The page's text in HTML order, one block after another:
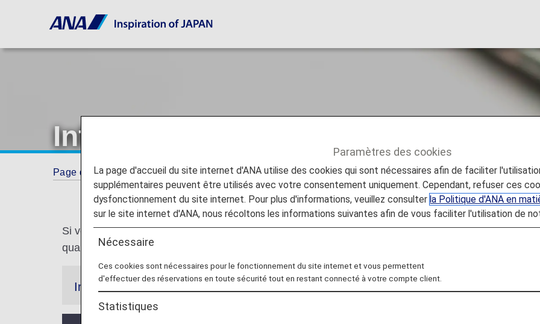
Information spécifique pour
Page d'accueil Informations concernant votre voyage Information spécifique pour chaque pays
Si vous voyagez sur un vol international, consultez ci-dessous les informations concernant les
quarantaine et les mesures de sûreté, spécifiques à certains pays.
Information
Paramètres des cookies
La page d'accueil du site internet d'ANA utilise des cookies qui sont nécessaires afin de faciliter
supplémentaires peuvent être utilisés avec votre consentement uniquement. Cependant, refuser ces
dysfonctionnement du site internet. Pour plus d'informations, veuillez consulterla Politique d'ANA en
sur le site internet d'ANA, nous récoltons les informations suivantes afin de vous faciliter l'utilisation de
Nécessaire
Ces cookies sont nécessaires pour le fonctionnement du site internet et vous permettent
d'effectuer des réservations en toute sécurité tout en restant connecté à votre compte client.
Statistiques